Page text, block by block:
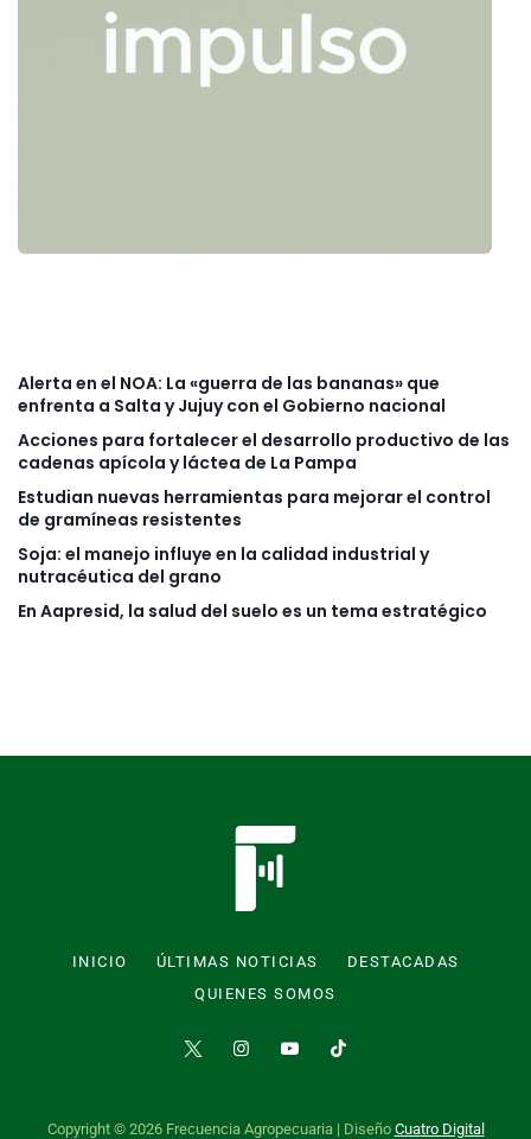
Alerta en el NOA: La «guerra de las bananas» que
enfrenta a Salta y Jujuy con el Gobierno nacional
Acciones para fortalecer el desarrollo productivo de las
cadenas apícola y láctea de La Pampa
Estudian nuevas herramientas para mejorar el control
de gramíneas resistentes
Soja: el manejo influye en la calidad industrial y
nutracéutica del grano
En Aapresid, la salud del suelo es un tema estratégico
INICIO ÚLTIMAS NOTICIAS
DESTACADAS
QUIENES SOMOS
Copyright © 2026 Frecuencia Agropecuaria | Diseño Cuatro Digital